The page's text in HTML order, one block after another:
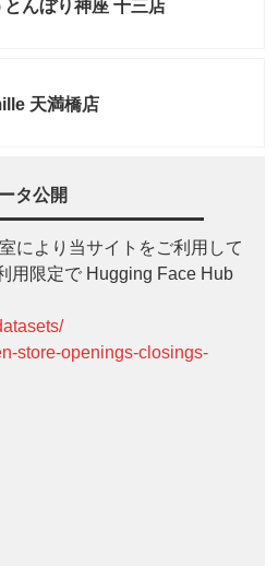
とんぼり神座 十三店
天満橋店
タ公開
により当サイトをご利用して
用限定で Hugging Face Hub
store-openings-closings-